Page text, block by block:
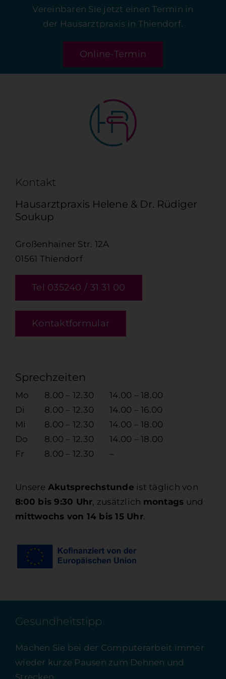
Vereinbaren Sie jetzt einen Termin in
der Hausarztpraxis in Thiendorf.
Online-Termin
Kontakt
Hausarztpraxis Helene & Dr. Rüdiger
Soukup
Großenhainer Str. 12A
01561 Thiendorf
Tel 035240 / 31 31 00
Kontaktformular
Sprechzeiten
Mo 8.00 – 12.30
14.00 – 18.00
Di
8.00 – 12.30
14.00 – 16.00
Mi
8.00 – 12.30
14.00 – 18.00
Do
8.00 – 12.30
14.00 – 18.00
Fr
8.00 – 12.30 –
Unsere Akutsprechstunde ist täglich von
8:00 bis 9:30 Uhr, zusätzlich montags und
mittwochs von 14 bis 15 Uhr.
Gesundheitstipp
Machen Sie bei der Computerarbeit immer
wieder kurze Pausen zum Dehnen und